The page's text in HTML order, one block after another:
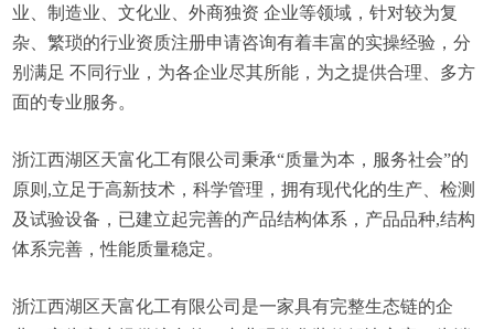
业、制造业、文化业、外商独资 企业等领域，针对较为复
杂、繁琐的行业资质注册申请咨询有着丰富的实操经验，分
别满足 不同行业，为各企业尽其所能，为之提供合理、多方
面的专业服务。
浙江西湖区天富化工有限公司秉承“质量为本，服务社会”的
原则,立足于高新技术，科学管理，拥有现代化的生产、检测
及试验设备，已建立起完善的产品结构体系，产品品种,结构
体系完善，性能质量稳定。
浙江西湖区天富化工有限公司是一家具有完整生态链的企